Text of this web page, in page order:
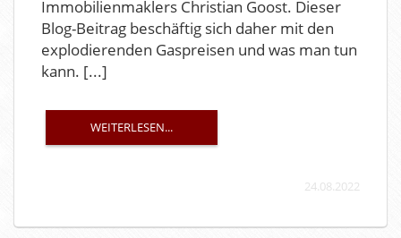
Immobilienmaklers Christian Goost. Dieser
Blog-Beitrag beschäftig sich daher mit den
explodierenden Gaspreisen und was man tun
kann. [...]
WEITERLESEN...
24.08.2022